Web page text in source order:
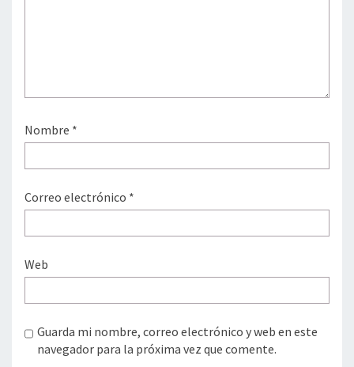
Nombre *
Correo electrónico *
Web
Guarda mi nombre, correo electrónico y web en este
navegador para la próxima vez que comente.